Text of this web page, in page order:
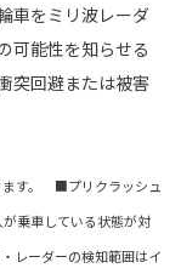
車をミリ波レーダ
可能性を知らせる
突回避または被害
ます。 ■プリクラッシュ
乗車している状態が対
ーダーの検知範囲はイ